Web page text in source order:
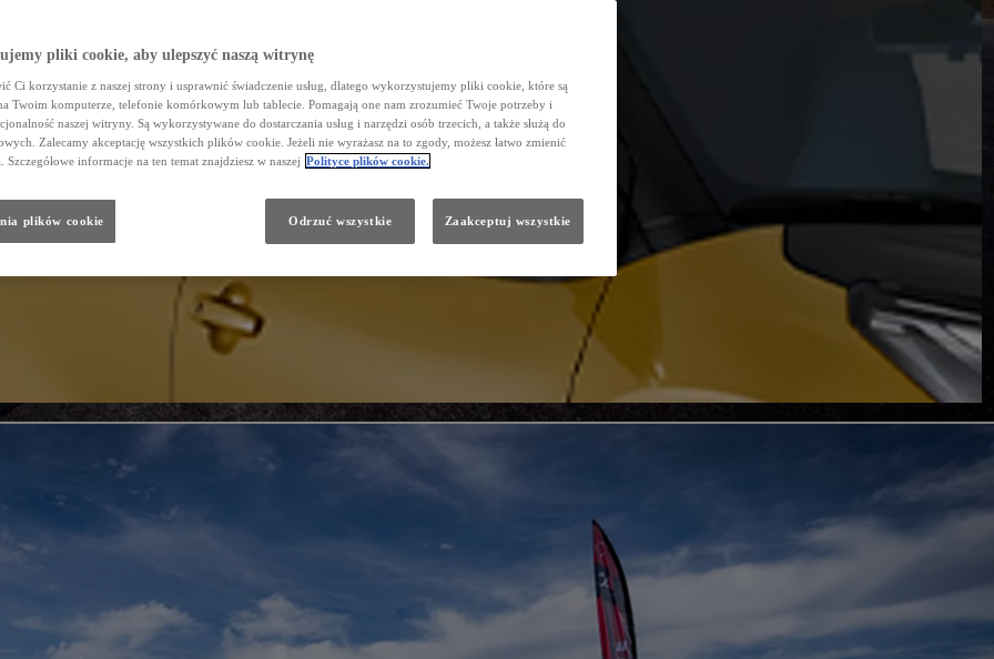
pliki cookie, aby ulepszyć naszą witrynę
Ci korzystanie z naszej strony i usprawnić świadczenie usług, dlatego wykorzystujemy pliki cookie, które są
Twoim komputerze, telefonie komórkowym lub tablecie. Pomagają one nam zrozumieć Twoje potrzeby i
naszej witryny. Są wykorzystywane do dostarczania usług i narzędzi osób trzecich, a także służą do
Zalecamy akceptację wszystkich plików cookie. Jeżeli nie wyrażasz na to zgody, możesz łatwo zmienić
Szczegółowe informacje na ten temat znajdziesz w naszej Polityce plików cookie.
Odrzuć wszystkie Zaakceptuj wszystkie
plików cookie